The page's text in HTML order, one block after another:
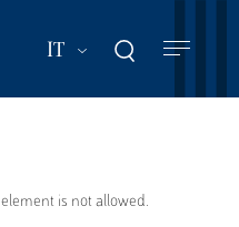
IT Mostra ulteriori
element is not allowed.